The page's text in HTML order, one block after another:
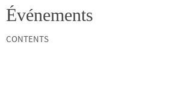
Événements
CONTENTS